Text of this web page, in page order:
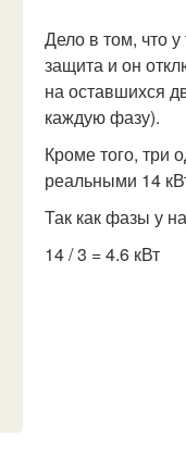
Дело в том, что
защита и он
на оставшихся
каждую фазу).
Кроме того, три
реальными 14
Так как фазы у
14 / 3 = 4.6 кВт